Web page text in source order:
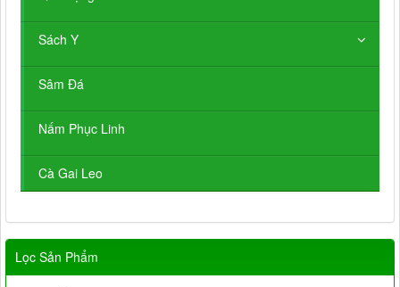
Sách Y
Sâm Đá
Nấm Phục Linh
Cà Gai Leo
Lọc Sản Phẩm